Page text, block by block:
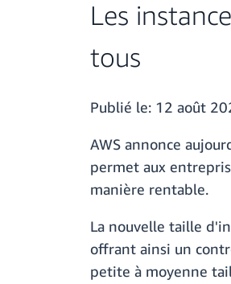
Les
tous
Publié le: 12 août
AWS annonce
permet aux
manière rentable.
La nouvelle taille
offrant ainsi un
petite à moyenne